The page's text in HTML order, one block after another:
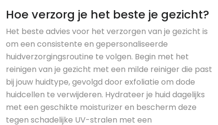
Hoe verzorg je het beste je gezicht?
Het beste advies voor het verzorgen van je gezicht is
om een consistente en gepersonaliseerde
huidverzorgingsroutine te volgen. Begin met het
reinigen van je gezicht met een milde reiniger die past
bij jouw huidtype, gevolgd door exfoliatie om dode
huidcellen te verwijderen. Hydrateer je huid dagelijks
met een geschikte moisturizer en bescherm deze
tegen schadelijke UV-stralen met een